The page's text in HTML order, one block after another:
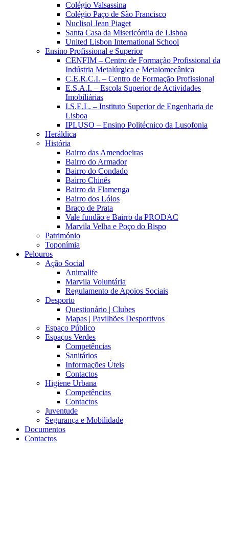
Colégio Valsassina
Colégio Paço de São Francisco
Nuclisol Jean Piaget
Santa Casa da Misericórdia de Lisboa
United Lisbon International School
Ensino Profissional e Superior
CENFIM – Centro de Formação Profissional da
Indústria Metalúrgica e Metalomecânica
C.E.R.C.I. – Centro de Formação Profissional
E.S.A.I. – Escola Superior de Actividades
Imobiliárias
I.S.E.L. – Instituto Superior de Engenharia de
Lisboa
IPLUSO – Ensino Politécnico da Lusofonia
Heráldica
História
Bairro das Amendoeiras
Bairro do Armador
Bairro do Condado
Bairro Chinês
Bairro da Flamenga
Bairro dos Lóios
Braço de Prata
Vale fundão e Bairro da PRODAC
Marvila Velha e Poço do Bispo
Património
Toponímia
Pelouros
Ação Social
Animalife
Marvila Voluntária
Regulamento de Apoios Sociais
Desporto
Questionário | Clubes
Mapas | Pavilhões Desportivos
Espaço Público
Espaços Verdes
Competências
Sanitários
Informações Úteis
Contactos
Higiene Urbana
Competências
Contactos
Juventude
Segurança e Mobilidade
Documentos
Contactos